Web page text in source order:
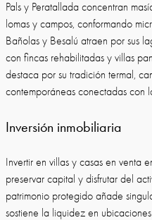
Pals y Peratallada concentran
lomas y campos, conformando
Bañolas y Besalú atraen por sus
con fincas rehabilitadas y villas
destaca por su tradición termal,
contemporáneas conectadas con
Inversión inmobiliaria
Invertir en villas y casas en venta
preservar capital y disfrutar del
patrimonio protegido añade
sostiene la liquidez en